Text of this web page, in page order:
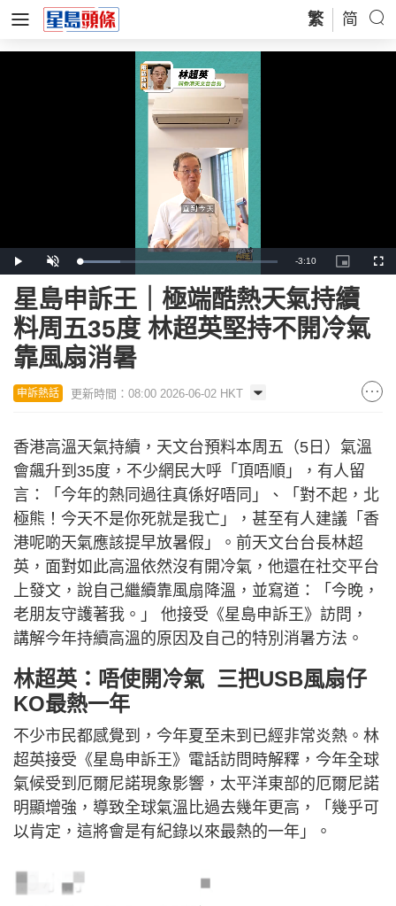
繁 简
Play Unmute Loaded:
20.40%
Remaining
Time
-3:10
Picture-
in-
星島申訴王｜極端酷熱天氣持續
料周五35度 林超英堅持不開冷氣
靠風扇消暑
申訴熱話 更新時間：08:00 2026-06-02 HKT
香港高溫天氣持續，天文台預料本周五（5日）氣溫
會飆升到35度，不少網民大呼「頂唔順」，有人留
言：「今年的熱同過往真係好唔同」、「對不起，北
極熊！今天不是你死就是我亡」，甚至有人建議「香
港呢啲天氣應該提早放暑假」。前天文台台長林超
英，面對如此高溫依然沒有開冷氣，他還在社交平台
上發文，說自己繼續靠風扇降溫，並寫道：「今晚，
老朋友守護著我。」 他接受《星島申訴王》訪問，
講解今年持續高溫的原因及自己的特別消暑方法。
林超英：唔使開冷氣 三把USB風扇仔
KO最熱一年
不少市民都感覺到，今年夏至未到已經非常炎熱。林
超英接受《星島申訴王》電話訪問時解釋，今年全球
氣候受到厄爾尼諾現象影響，太平洋東部的厄爾尼諾
明顯增強，導致全球氣溫比過去幾年更高，「幾乎可
以肯定，這將會是有紀錄以來最熱的一年」。